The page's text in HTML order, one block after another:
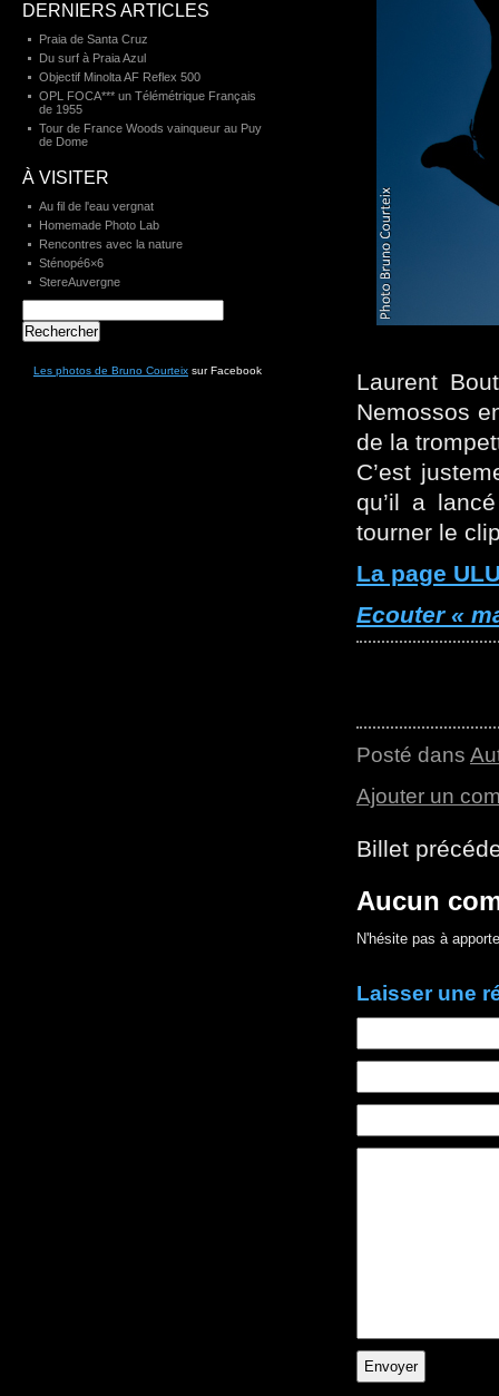
Laurent
Nemossos
de la
C’est
qu’il a
tourner le
La page
Ecouter «
Posté dans
Ajouter un
Billet
Aucun
N'hésite pas à
Laisser une
DERNIERS ARTICLES
Praia de Santa Cruz
Du surf à Praia Azul
Objectif Minolta AF Reflex 500
OPL FOCA*** un Télémétrique Français
de 1955
Tour de France Woods vainqueur au Puy
de Dome
À VISITER
Au fil de l'eau vergnat
Homemade Photo Lab
Rencontres avec la nature
Sténopé6×6
StereAuvergne
Les photos de Bruno Courteix sur Facebook